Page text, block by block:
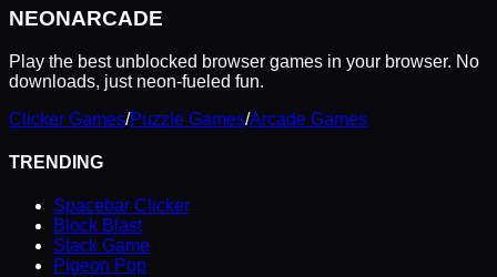
NEONARCADE
Play the best unblocked browser games in your browser. No
downloads, just neon-fueled fun.
Clicker Games/Puzzle Games/Arcade Games
TRENDING
Spacebar Clicker
Block Blast
Stack Game
Pigeon Pop